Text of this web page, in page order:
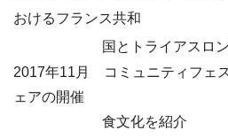
おけるフランス共和
国とトライアスロン競
2017年11 月 コミュニティフェ
ェアの開催
食文化を紹介